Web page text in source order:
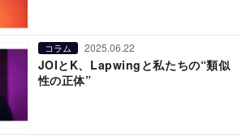
コラム 2025.06.22
JOIとK、Lapwingと私たちの“類似
性の正体”